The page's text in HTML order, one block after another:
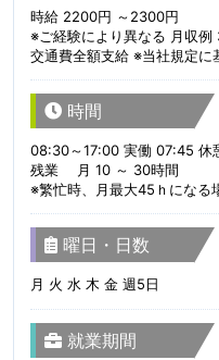
時給 2200円 ～2300円
※ご経験により異なる 月収
交通費全額支給 ※当社規定に
時間
08:30～17:00 実働 07:45 休
残業 月 10 ～ 30時間
※繁忙時、月最大45ｈになる
曜日・日数
月 火 水 木 金 週5日
就業期間